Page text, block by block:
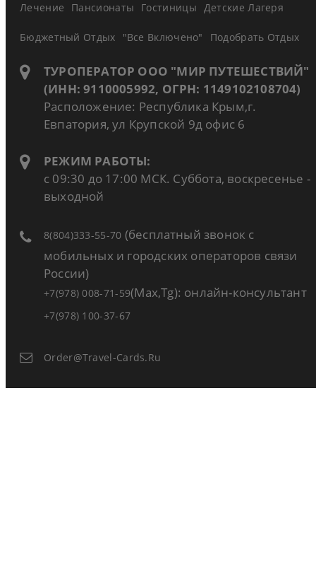
Лечение Пансионаты Гостиницы Детские Лагеря
Бюджетный Отдых "Все Включено" Подобрать Отдых
ТУРОПЕРАТОР ООО "МИР ПУТЕШЕСТВИЙ"
(ИНН: 9110005992, ОГРН: 1149102108704)
Расположение: Республика Крым,г.
Евпатория, ул Крупской 9д офис 6
РЕЖИМ РАБОТЫ:
с 09:30 до 17:00 МСК. Суббота, воскресенье -
выходной
8(804)333-55-70 (бесплатный звонок с
мобильных и городских операторов связи
России)
+7(978) 008-71-59(Max,Tg): онлайн-консультант
+7(978) 100-37-67
Order@travel-Cards.ru